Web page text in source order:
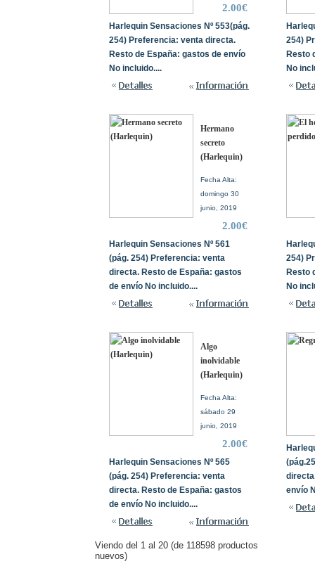
2.00€
Harlequin Sensaciones Nº 553(pág.
254) Preferencia: venta directa.
Resto de España: gastos de envío
No incluido....
254)
Resto
No
Hermano
secreto
(Harlequin)
Fecha Alta:
domingo 30
junio, 2019
2.00€
Harlequin Sensaciones Nº 561
(pág. 254) Preferencia: venta
directa. Resto de España: gastos
de envío No incluido....
254)
Resto
No
Algo
inolvidable
(Harlequin)
Fecha Alta:
sábado 29
junio, 2019
2.00€
Harlequin Sensaciones Nº 565
(pág. 254) Preferencia: venta
directa. Resto de España: gastos
de envío No incluido....
envío
Viendo del 1 al 20 (de 118598 productos
nuevos)